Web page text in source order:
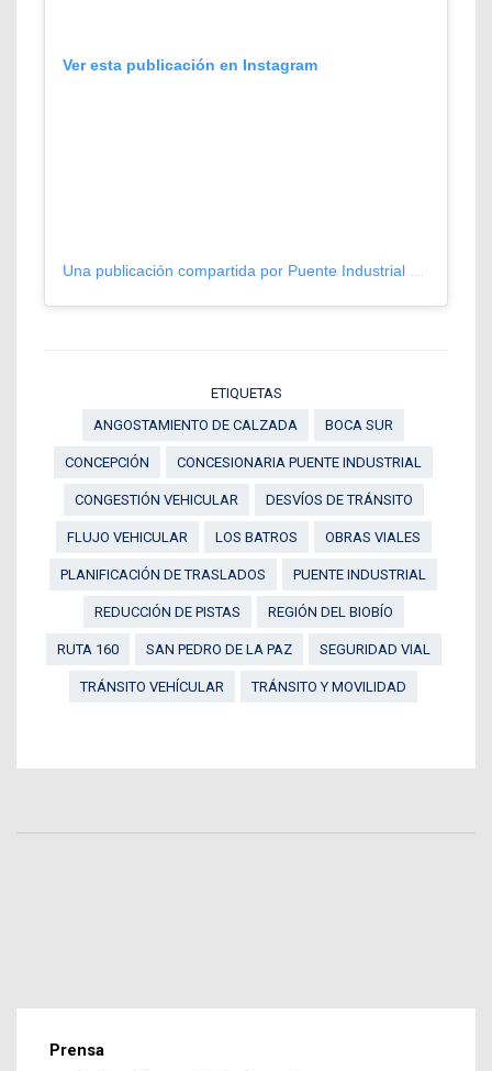
Ver esta publicación en Instagram
Una publicación compartida por Puente Industrial (@puenteindustrial)
ETIQUETAS
ANGOSTAMIENTO DE CALZADA
BOCA SUR
CONCEPCIÓN CONCESIONARIA PUENTE INDUSTRIAL
CONGESTIÓN VEHICULAR DESVÍOS DE TRÁNSITO
FLUJO VEHICULAR LOS BATROS OBRAS VIALES
PLANIFICACIÓN DE TRASLADOS PUENTE INDUSTRIAL
REDUCCIÓN DE PISTAS REGIÓN DEL BIOBÍO
RUTA 160 SAN PEDRO DE LA PAZ SEGURIDAD VIAL
TRÁNSITO VEHÍCULAR TRÁNSITO Y MOVILIDAD
Prensa